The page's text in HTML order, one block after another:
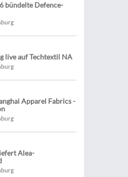
bündelte Defence-
live auf Techtextil NA
Apparel Fabrics -
Alea-